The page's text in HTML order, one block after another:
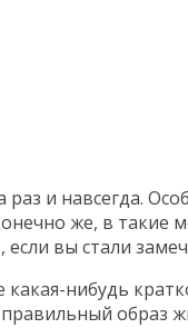
и навсегда.
же, в такие
вы стали
нибудь
образ